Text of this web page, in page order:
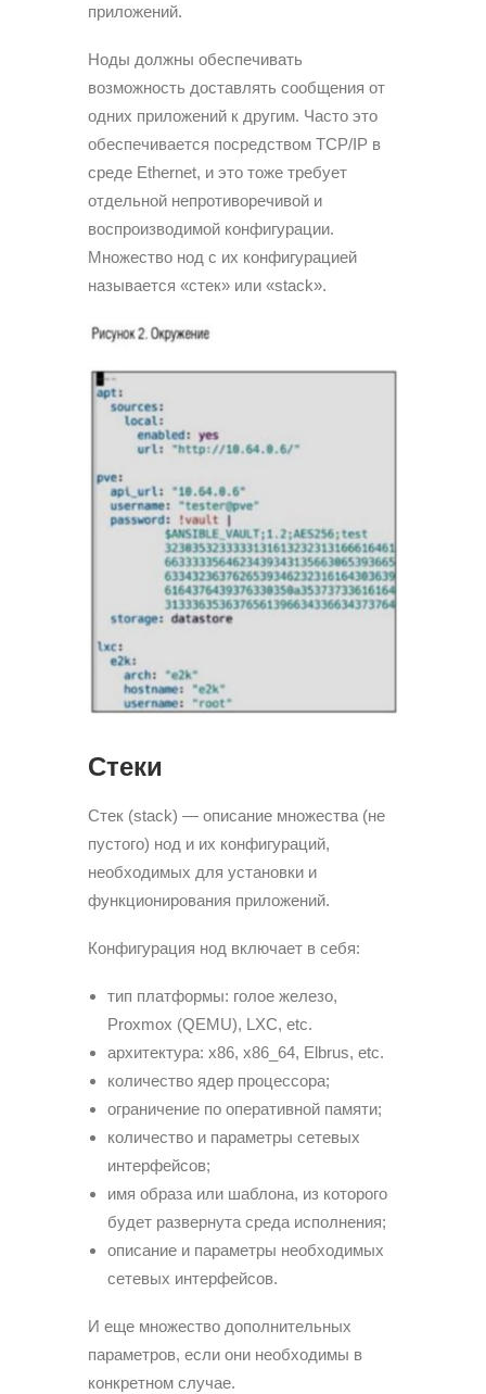
приложений.
Ноды должны обеспечивать
возможность доставлять сообщения от
одних приложений к другим. Часто это
обеспечивается посредством TCP/IP в
среде Ethernet, и это тоже требует
отдельной непротиворечивой и
воспроизводимой конфигурации.
Множество нод с их конфигурацией
называется «стек» или «stack».
Стеки
Стек (stack) — описание множества (не
пустого) нод и их конфигураций,
необходимых для установки и
функционирования приложений.
Конфигурация нод включает в себя:
тип платформы: голое железо,
Proxmox (QEMU), LXC, etc.
архитектура: х86, х86_64, Elbrus, etc.
количество ядер процессора;
ограничение по оперативной памяти;
количество и параметры сетевых
интерфейсов;
имя образа или шаблона, из которого
будет развернута среда исполнения;
описание и параметры необходимых
сетевых интерфейсов.
И еще множество дополнительных
параметров, если они необходимы в
конкретном случае.